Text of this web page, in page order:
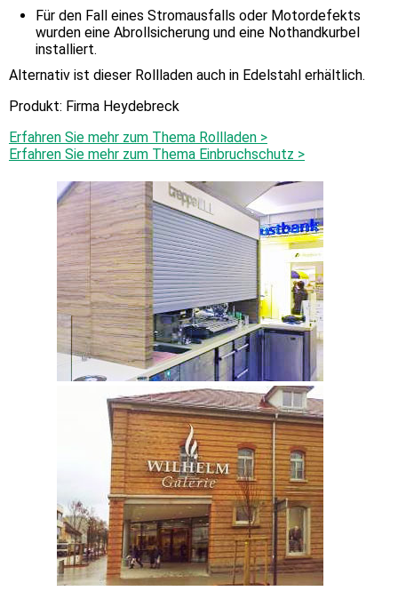
Für den Fall eines Stromausfalls oder Motordefekts
wurden eine Abrollsicherung und eine Nothandkurbel
installiert.
Alternativ ist dieser Rollladen auch in Edelstahl erhältlich.
Produkt: Firma Heydebreck
Erfahren Sie mehr zum Thema Rollladen >
Erfahren Sie mehr zum Thema Einbruchschutz >